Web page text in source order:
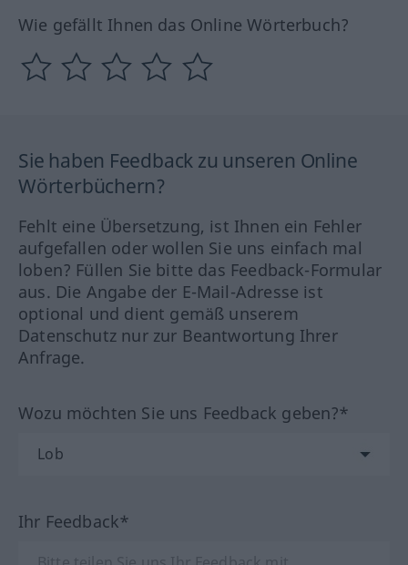
Wie gefällt Ihnen das Online Wörterbuch?
Sie haben Feedback zu unseren Online
Wörterbüchern?
Fehlt eine Übersetzung, ist Ihnen ein Fehler
aufgefallen oder wollen Sie uns einfach mal
loben? Füllen Sie bitte das Feedback-Formular
aus. Die Angabe der E-Mail-Adresse ist
optional und dient gemäß unserem
Datenschutz nur zur Beantwortung Ihrer
Anfrage.
Wozu möchten Sie uns Feedback geben?*
Ihr Feedback*